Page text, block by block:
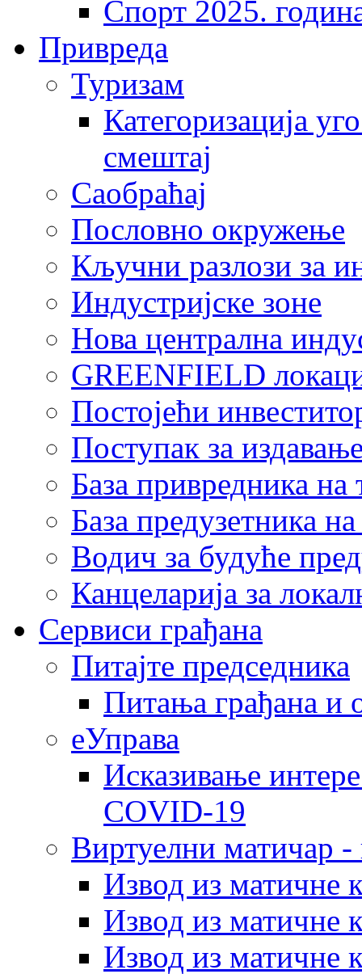
Спорт 2025.
Привреда
Туризам
Категоризација
смештај
Саобраћај
Пословно окружење
Кључни разлози за
Индустријске зоне
Нова централна
GREENFIELD
Постојећи
Поступак за
База привредника
База предузетника
Водич за будуће
Канцеларија за
Сервиси грађана
Питајте председника
Питања грађана и
еУправа
Исказивање
COVID-19
Виртуелни матичар -
Извод из матичне
Извод из матичне
Извод из матичне